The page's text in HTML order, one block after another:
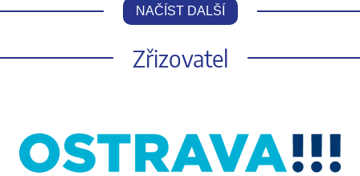
NAČÍST DALŠÍ
Zřizovatel